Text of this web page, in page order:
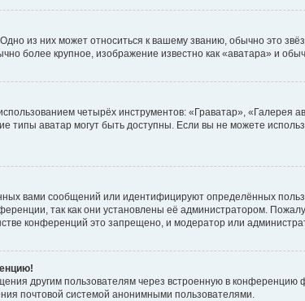
из них может относиться к вашему званию, обычно это
более крупное, изображение известно как «аватара» и
четырёх инструментов: «Граватар», «Галерея
типы аватар могут быть доступны. Если вы не можете
вами сообщений или идентифицируют определённых
так как они установлены её администратором.
конференций это запрещено, и модератор или
другим пользователям через встроенную в
почтовой системой анонимными пользователями.